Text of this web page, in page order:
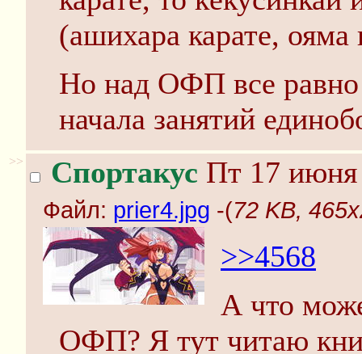
(ашихара карате, ояма
Но над ОФП все равно
начала занятий
>> Спортакус Пт 17 июня
Файл: prier4.jpg -(72 KB,
>>4568
А что
ОФП? Я тут читаю